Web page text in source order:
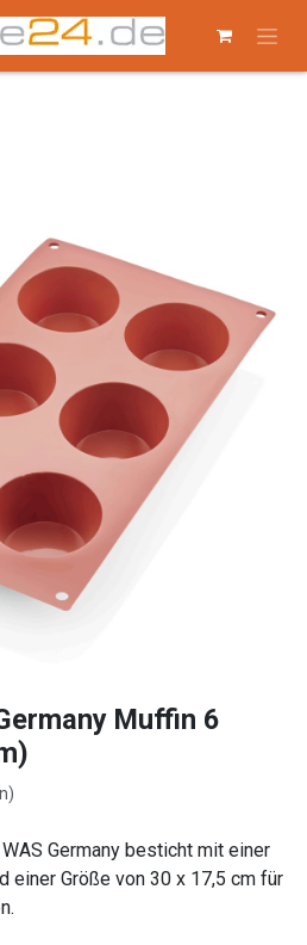
Muffin 6
Germany besticht mit einer
einer Größe von 30 x 17,5 cm für